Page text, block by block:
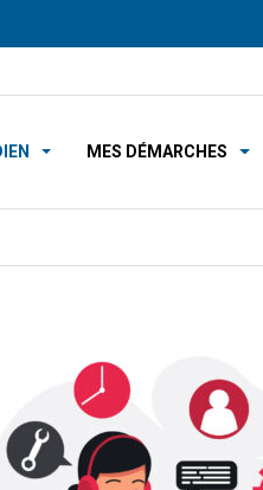
MES DÉMARCHES